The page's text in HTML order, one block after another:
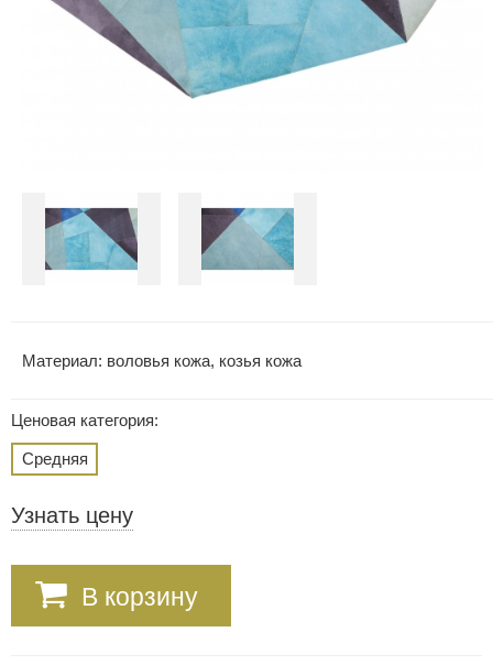
Материал: воловья кожа, козья кожа
Ценовая категория:
Средняя
Узнать цену
В корзину